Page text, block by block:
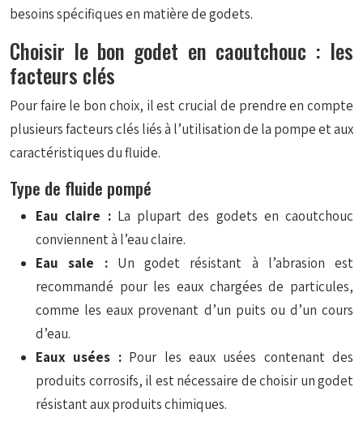
besoins spécifiques en matière de godets.
Choisir le bon godet en caoutchouc : les
facteurs clés
Pour faire le bon choix, il est crucial de prendre en compte
plusieurs facteurs clés liés à l’utilisation de la pompe et aux
caractéristiques du fluide.
Type de fluide pompé
Eau claire : La plupart des godets en caoutchouc
conviennent à l’eau claire.
Eau sale : Un godet résistant à l’abrasion est
recommandé pour les eaux chargées de particules,
comme les eaux provenant d’un puits ou d’un cours
d’eau.
Eaux usées : Pour les eaux usées contenant des
produits corrosifs, il est nécessaire de choisir un godet
résistant aux produits chimiques.